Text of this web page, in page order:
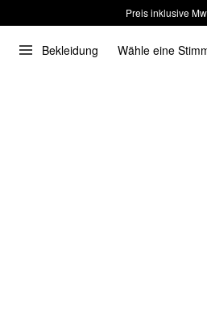
Preis inklusive
Bekleidung Wähle eine